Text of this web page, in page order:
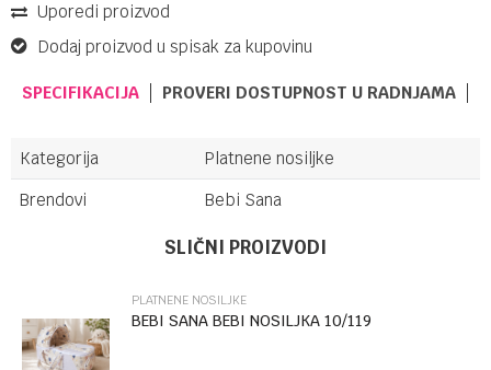
Uporedi proizvod
Dodaj proizvod u spisak za kupovinu
SPECIFIKACIJA PROVERI DOSTUPNOST U RADNJAMA
Kategorija
Platnene nosiljke
Brendovi
Bebi Sana
SLIČNI PROIZVODI
PLATNENE NOSILJKE
BEBI SANA BEBI NOSILJKA 10/119